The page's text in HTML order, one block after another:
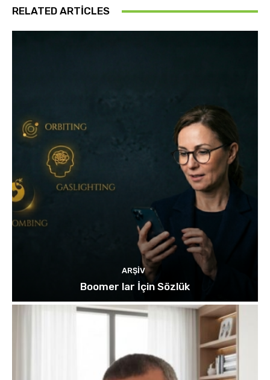
RELATED ARTICLES
ARŞIV
Boomer lar İçin Sözlük